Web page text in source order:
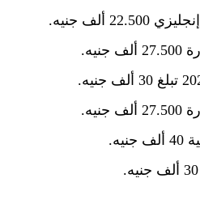
ألف جنيه.